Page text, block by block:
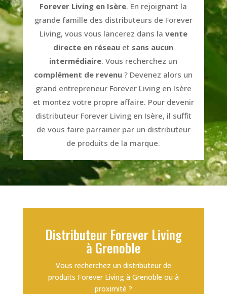
Forever Living en Isère. En rejoignant la
grande famille des distributeurs de Forever
Living, vous vous lancerez dans la vente
directe en réseau et sans aucun
intermédiaire. Vous recherchez un
complément de revenu ? Devenez alors un
grand entrepreneur Forever Living en Isère
et montez votre propre affaire. Pour devenir
distributeur Forever Living en Isère, il suffit
de vous faire parrainer par un distributeur
de produits de la marque.
Distributeur Forever Living
à Grenoble
Vous recherchez un distributeur de
produits Forever Living à Grenoble ou à
proximité ?